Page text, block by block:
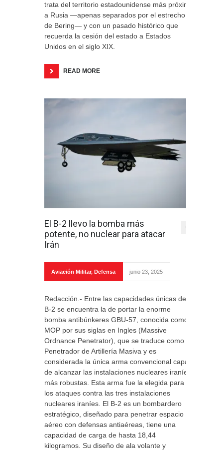
trata del territorio estadounidense más próximo
a Rusia —apenas separados por el estrecho
de Bering— y con un pasado histórico que
recuerda la cesión del estado a Estados
Unidos en el siglo XIX.
READ MORE
El B-2 llevo la bomba más
potente, no nuclear para atacar
Irán
0
Aviación Militar, Defensa junio 23, 2025
Redacción.- Entre las capacidades únicas del
B-2 se encuentra la de portar la enorme
bomba antibúnkeres GBU-57, conocida como
MOP por sus siglas en Ingles (Massive
Ordnance Penetrator), que se traduce como
Penetrador de Artillería Masiva y es
considerada la única arma convencional capaz
de alcanzar las instalaciones nucleares iraníes
más robustas. Esta arma fue la elegida para
los ataques contra las tres instalaciones
nucleares iraníes. El B-2 es un bombardero
estratégico, diseñado para penetrar espacio
aéreo con defensas antiaéreas, tiene una
capacidad de carga de hasta 18,44
kilogramos. Su diseño de ala volante y